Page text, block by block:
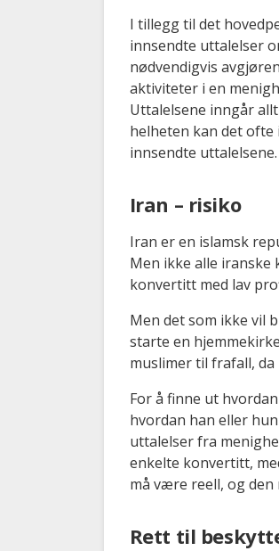
I tillegg til det
innsendte uttalelser
nødvendigvis
aktiviteter i en
Uttalelsene inngår
helheten kan det ofte
innsendte uttalelsene.
Iran – risiko
Iran er en islamsk
Men ikke alle
konvertitt med lav
Men det som ikke vil
starte en
muslimer til frafall,
For å finne ut
hvordan han eller
uttalelser fra
enkelte konvertitt,
må være reell, og den
Rett til